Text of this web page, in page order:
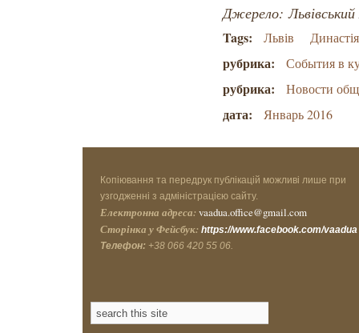
Джерело:Львівський
Tags: Львів
рубрика: События в
рубрика: Новости
дата: Январь 2016
Копіювання та передрук публікацій можливі лише при
узгодженні з адміністрацією сайту.
Електронна адреса: vaadua.office@gmail.com
Сторінка у Фейсбук: https://www.facebook.com/vaadua
Телефон: +38 066 420 55 06.